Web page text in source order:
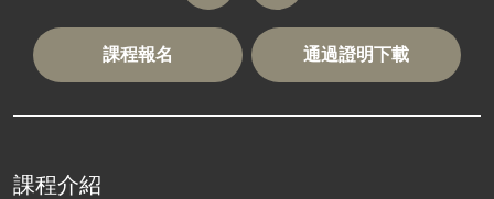
課程報名 通過證明下載
課程介紹